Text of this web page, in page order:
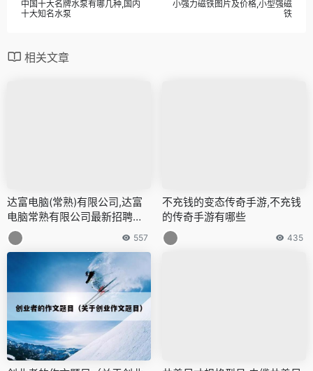
中国十大名牌水泵有哪几种,国内
十大知名水泵
小强力磁铁图片及价格,小型强磁
铁
相关文章
达富电脑(常熟)有限公司,达富
电脑常熟有限公司最新招聘信
息
557
不充钱的变态传奇手游,不充钱
的传奇手游有哪些
435